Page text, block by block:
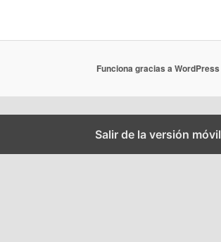
Funciona gracias a WordPress
Salir de la versión móvil